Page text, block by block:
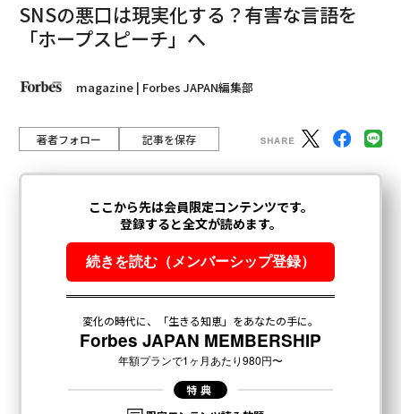
SNSの悪口は現実化する？有害な言語を
「ホープスピーチ」へ
magazine | Forbes JAPAN編集部
著者フォロー 記事を保存